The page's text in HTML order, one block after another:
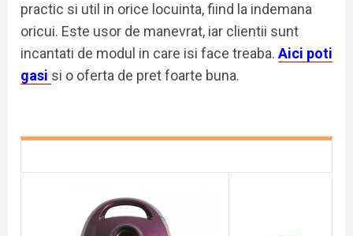
practic si util in orice locuinta, fiind la indemana
oricui. Este usor de manevrat, iar clientii sunt
incantati de modul in care isi face treaba. Aici poti
gasi si o oferta de pret foarte buna.